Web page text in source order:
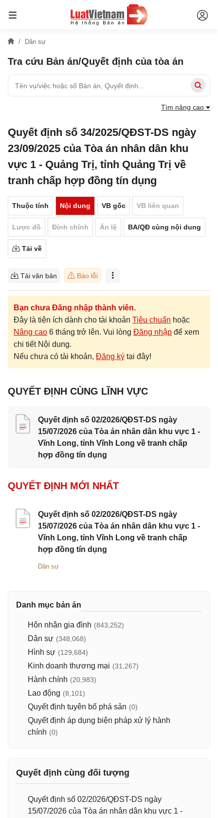
Dân sự
Tra cứu Bản án/Quyết định của tòa án
Tìm nâng cao
Quyết định số 34/2025/QĐST-DS ngày
23/09/2025 của Tòa án nhân dân khu
vực 1 - Quảng Trị, tỉnh Quảng Trị về
tranh chấp hợp đồng tín dụng
Thuộc tính Nội dung VB gốc VB liên quan
Lược đồ Đính chính Án lệ BA/QĐ cùng nội dung
Tải về
Tải văn bản Báo lỗi
Bạn chưa Đăng nhập thành viên.
Đây là tiện ích dành cho tài khoản Tiêu chuẩn hoặc
Nâng cao 6 tháng trở lên. Vui lòng Đăng nhập để xem
chi tiết Nội dung.
Nếu chưa có tài khoản, Đăng ký tại đây!
QUYẾT ĐỊNH CÙNG LĨNH VỰC
Quyết định số 02/2026/QĐST-DS ngày
15/07/2026 của Tòa án nhân dân khu vực 1 -
Vĩnh Long, tỉnh Vĩnh Long về tranh chấp
hợp đồng tín dụng
QUYẾT ĐỊNH MỚI NHẤT
Quyết định số 02/2026/QĐST-DS ngày
15/07/2026 của Tòa án nhân dân khu vực 1 -
Vĩnh Long, tỉnh Vĩnh Long về tranh chấp
hợp đồng tín dụng
Dân sự
Danh mục bản án
Hôn nhân gia đình (843,252)
Dân sự (348,068)
Hình sự (129,684)
Kinh doanh thương mại (31,267)
Hành chính (20,983)
Lao động (8,101)
Quyết định tuyên bố phá sản (0)
Quyết định áp dụng biện pháp xử lý hành
chính (0)
Quyết định cùng đối tượng
Quyết định số 02/2026/QĐST-DS ngày
15/07/2026 của Tòa án nhân dân khu vực 1 -